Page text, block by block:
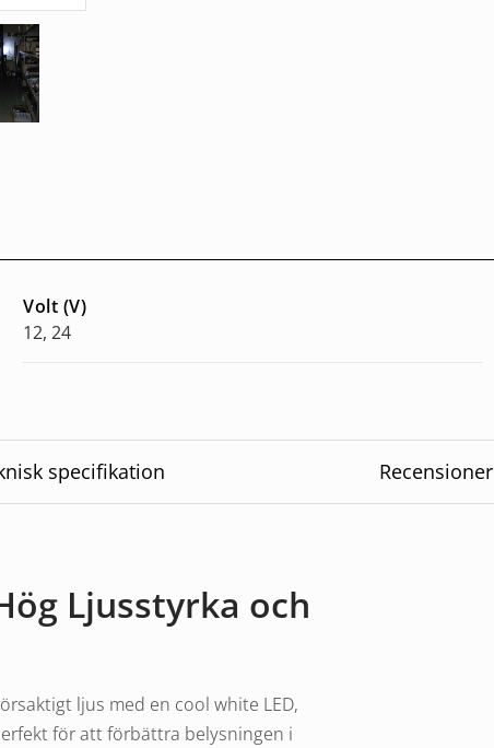
Volt (V)
12, 24
specifikation Recensioner
Ljusstyrka och
ljus med en cool white LED,
för att förbättra belysningen i